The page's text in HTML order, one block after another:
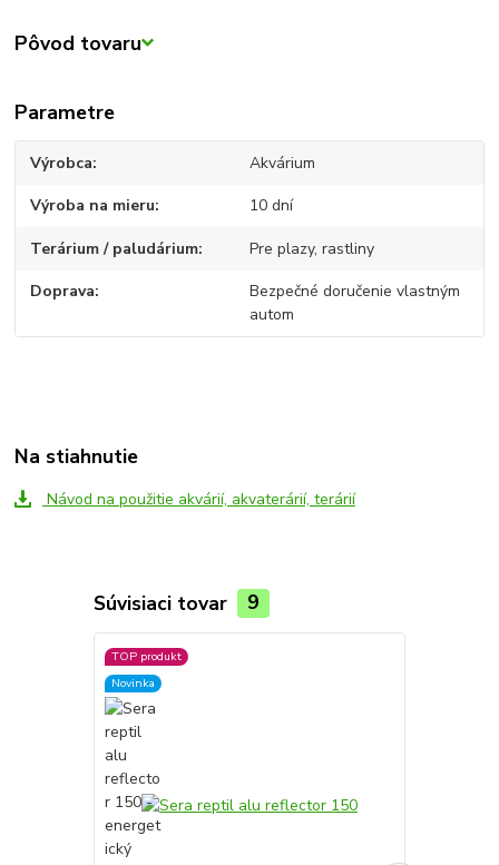
Pôvod tovaru
Parametre
Výrobca Akvárium
Výroba na mieru 10 dní
Terárium / paludárium Pre plazy, rastliny
Doprava
Bezpečné doručenie vlastným
autom
Na stiahnutie
Návod na použitie akvárií, akvaterárií, terárií
Súvisiaci tovar 9
TOP produkt
Novinka